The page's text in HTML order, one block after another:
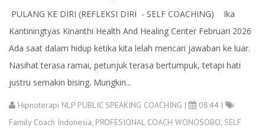
i
g
PULANG KE DIRI (REFLEKSI DIRI - SELF COACHING) Ika
Kantiningtyas Kinanthi Health And Healing Center Februari 2026
Ada saat dalam hidup ketika kita lelah mencari jawaban ke luar.
Nasihat terasa ramai, petunjuk terasa bertumpuk, tetapi hati
justru semakin bising. Mungkin...
Hipnoterapi NLP PUBLIC SPEAKING COACHING |
08:44 |
Family Coach Indonesia, PROFESIONAL COACH WONOSOBO, SELF